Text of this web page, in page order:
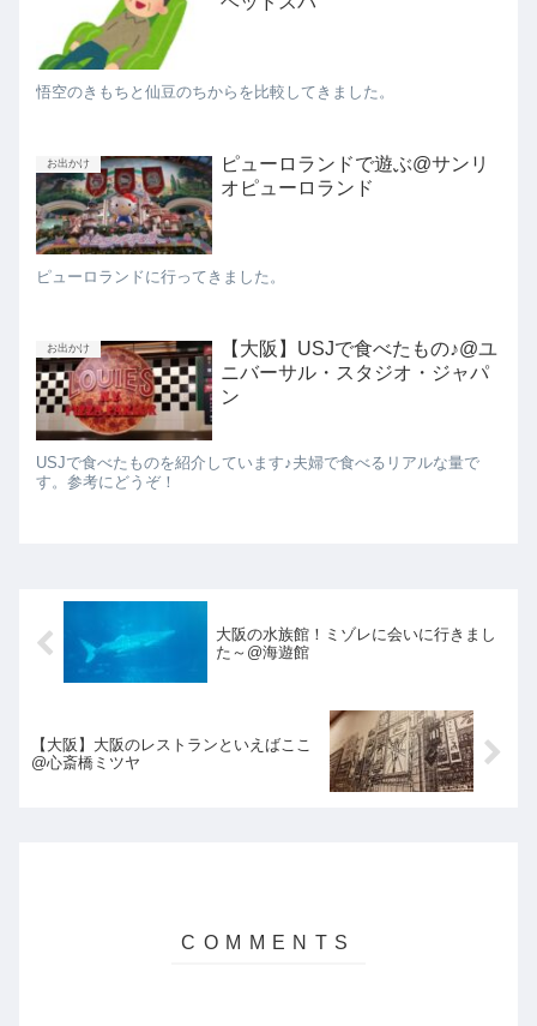
悟空のきもちと仙豆のちからを比較してきました。
お出かけ
ピューロランドで遊ぶ@サンリ
オピューロランド
ピューロランドに行ってきました。
お出かけ
【大阪】USJで食べたもの♪@ユ
ニバーサル・スタジオ・ジャパ
ン
USJで食べたものを紹介しています♪夫婦で食べるリアルな量で
す。参考にどうぞ！
大阪の水族館！ミゾレに会いに行きまし
た～@海遊館
【大阪】大阪のレストランといえばここ
@心斎橋ミツヤ